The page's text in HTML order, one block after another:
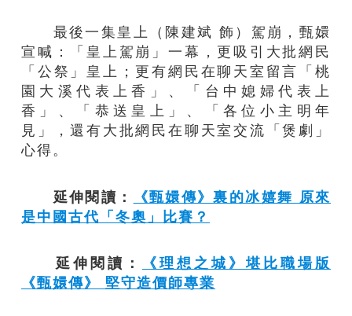
最後一集皇上（陳建斌 飾）駕崩，甄嬛
宣喊：「皇上駕崩」一幕，更吸引大批網民
「公祭」皇上；更有網民在聊天室留言「桃
園大溪代表上香」、「台中媳婦代表上
香」、「恭送皇上」、「各位小主明年
見」，還有大批網民在聊天室交流「煲劇」
心得。
延伸閱讀：
《甄嬛傳》裏的冰嬉舞 原來
是中國古代「冬奧」比賽？
延伸閱讀：
《理想之城》堪比職場版
《甄嬛傳》 堅守造價師專業